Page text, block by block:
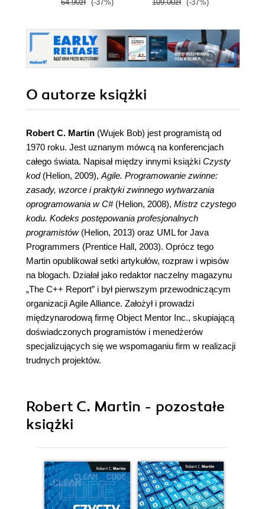
64.90zł (-37%) 109.00zł (-37%)
O autorze książki
Robert C. Martin (Wujek Bob) jest programistą od
1970 roku. Jest uznanym mówcą na konferencjach
całego świata. Napisał między innymi książki Czysty
kod(Helion, 2009),Agile. Programowanie zwinne:
zasady, wzorce i praktyki zwinnego wytwarzania
oprogramowania w C#(Helion, 2008), Mistrz czystego
kodu. Kodeks postępowania profesjonalnych
programistów(Helion, 2013) oraz UML for Java
Programmers (Prentice Hall, 2003). Oprócz tego
Martin opublikował setki artykułów, rozpraw i wpisów
na blogach. Działał jako redaktor naczelny magazynu
„The C++ Report” i był pierwszym przewodniczącym
organizacji Agile Alliance. Założył i prowadzi
międzynarodową firmę Object Mentor Inc., skupiającą
doświadczonych programistów i menedżerów
specjalizujących się we wspomaganiu firm w realizacji
trudnych projektów.
Robert C. Martin - pozostałe
książki